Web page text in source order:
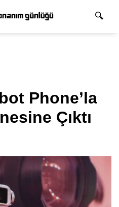
Phone’la
Çıktı